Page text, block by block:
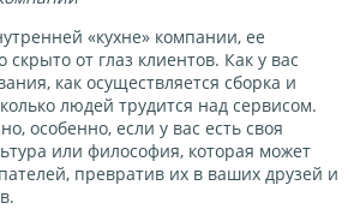
«кухне» компании, ее
скрыто от глаз клиентов. Как у вас
как осуществляется сборка и
людей трудится над сервисом.
особенно, если у вас есть своя
или философия, которая может
превратив их в ваших друзей и